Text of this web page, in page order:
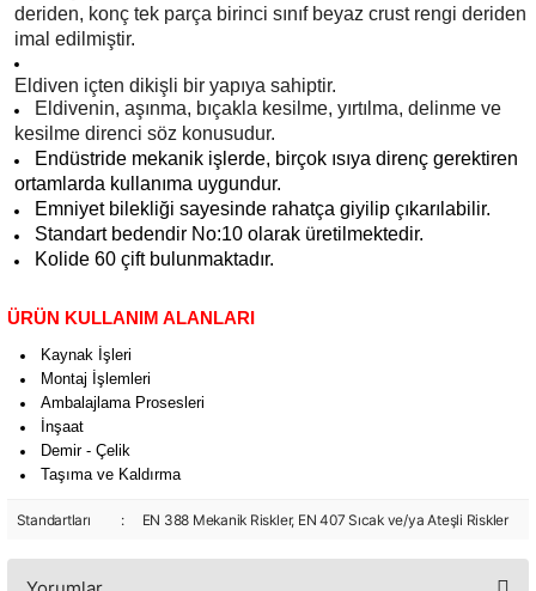
deriden, konç tek parça birinci sınıf beyaz crust rengi deriden
imal edilmiştir.
Eldiven içten dikişli bir yapıya sahiptir.
Eldivenin, aşınma, bıçakla kesilme, yırtılma, delinme ve
kesilme direnci söz konusudur.
Endüstride mekanik işlerde, birçok ısıya direnç gerektiren
ortamlarda kullanıma uygundur.
Emniyet bilekliği sayesinde rahatça giyilip çıkarılabilir.
Standart bedendir No:10 olarak üretilmektedir.
Kolide 60 çift bulunmaktadır.
ÜRÜN KULLANIM ALANLARI
Kaynak İşleri
Montaj İşlemleri
Ambalajlama Prosesleri
İnşaat
Demir - Çelik
Taşıma ve Kaldırma
Standartları : EN 388 Mekanik Riskler, EN 407 Sıcak ve/ya Ateşli Riskler